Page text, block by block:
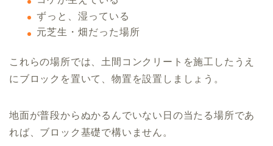
ずっと、湿っている
元芝生・畑だった場所
これらの場所では、土間コンクリートを施工したうえ
にブロックを置いて、物置を設置しましょう。
地面が普段からぬかるんでいない日の当たる場所であ
れば、ブロック基礎で構いません。